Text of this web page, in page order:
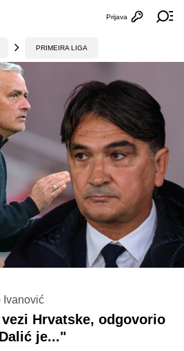
Otvori
Prijava
PRIMEIRA LIGA
Ivanović
Hrvatske, odgovorio
je..."